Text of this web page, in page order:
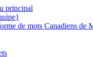
principal